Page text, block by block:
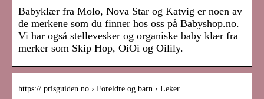
Babyklær fra Molo, Nova Star og Katvig er noen av
de merkene som du finner hos oss på Babyshop.no.
Vi har også stellevesker og organiske baby klær fra
merker som Skip Hop, OiOi og Oilily.
https:// prisguiden.no › Foreldre og barn › Leker